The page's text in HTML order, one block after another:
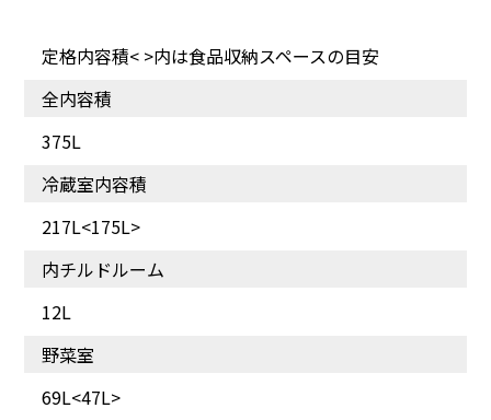
定格内容積< >内は食品収納スペースの目安
全内容積
375L
冷蔵室内容積
217L<175L>
内チルドルーム
12L
野菜室
69L<47L>